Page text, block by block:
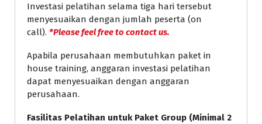
Investasi pelatihan selama tiga hari tersebut
menyesuaikan dengan jumlah peserta (on
call). *Please feel free to contact us.
Apabila perusahaan membutuhkan paket in
house training, anggaran investasi pelatihan
dapat menyesuaikan dengan anggaran
perusahaan.
Fasilitas Pelatihan untuk Paket Group (Minimal 2